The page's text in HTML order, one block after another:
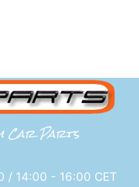
Car Parts
/ 14:00 - 16:00 CET